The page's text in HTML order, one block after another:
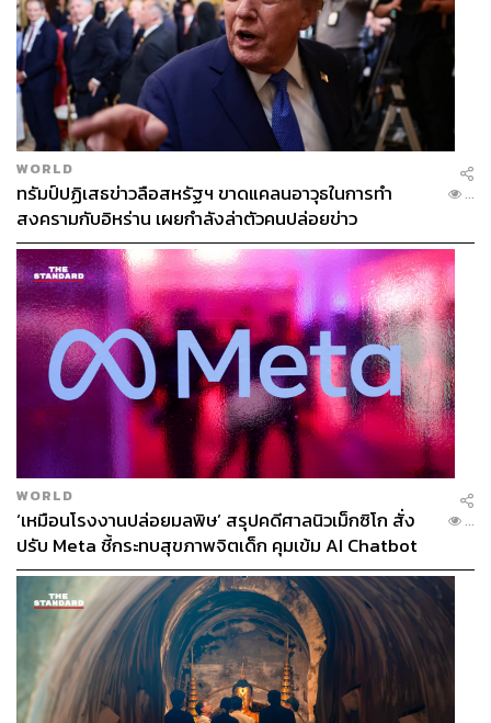
WORLD
ทรัมป์ปฏิเสธข่าวลือสหรัฐฯ ขาดแคลนอาวุธในการทำ
สงครามกับอิหร่าน เผยกำลังล่าตัวคนปล่อยข่าว
...
WORLD
‘เหมือนโรงงานปล่อยมลพิษ’ สรุปคดีศาลนิวเม็กซิโก สั่ง
ปรับ Meta ชี้กระทบสุขภาพจิตเด็ก คุมเข้ม AI Chatbot
...